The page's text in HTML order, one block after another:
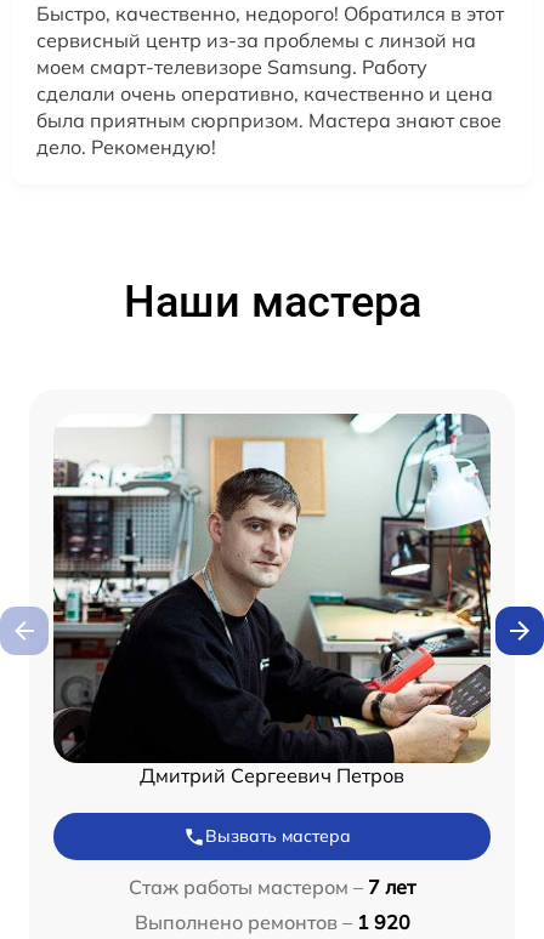
Быстро, качественно, недорого! Обратился в этот
сервисный центр из-за проблемы с линзой на
моем смарт-телевизоре Samsung. Работу
сделали очень оперативно, качественно и цена
была приятным сюрпризом. Мастера знают свое
дело. Рекомендую!
Наши мастера
Дмитрий Сергеевич Петров
Вызвать мастера
Стаж работы мастером – 7 лет
Выполнено ремонтов – 1 920